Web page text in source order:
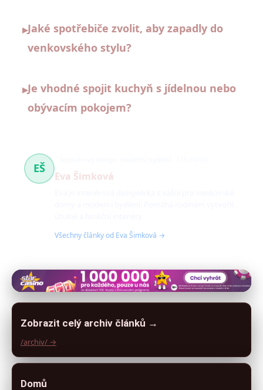
▸Jaké spotřebiče zvolit, aby zapadly do
venkovského stylu?
▸Je vhodné spojit kuchyň s jídelnou nebo
obývacím pokojem?
EŠ
Eva Šimková
Všechny články od Eva Šimková →
Zobrazit celý archiv článků →
/archiv/ →
Domů